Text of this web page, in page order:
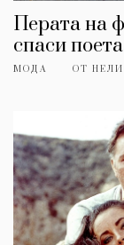
Перата на
спаси
МОДА ОТ НЕЛИ